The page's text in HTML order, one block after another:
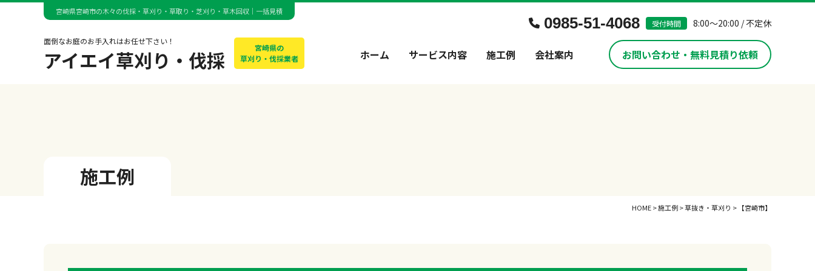
宮崎県宮崎市の木々の伐採・草刈り・草取り・芝刈り・草木回収｜一括見積
面倒なお庭のお手入れはお任せ下さい！
アイエイ草刈り・伐採
宮崎県の
草刈り・伐採業者
0985-51-4068 受付時間 8:00～20:00 / 不定休
お問い合わせ・無料見積り依頼
ホーム サービス内容 施工例 会社案内
施工例
HOME>施工例>草抜き・草刈り > 【宮崎市】